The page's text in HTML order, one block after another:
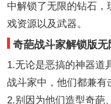
中解锁了无限的钻石
戏资源以及武器。
奇葩战斗家解锁版
1.无论是恶搞的神器道
战斗家中，他们都兼有
2.别因为他们造型奇葩